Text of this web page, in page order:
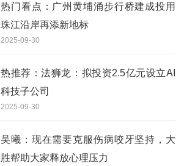
热门看点：广州黄埔涌步行桥建成投用
珠江沿岸再添新地标
2025-09-30
热推荐：法狮龙：拟投资2.5亿元设立AI
科技子公司
2025-09-30
吴曦：现在需要克服伤病咬牙坚持，大
胜帮助大家释放心理压力